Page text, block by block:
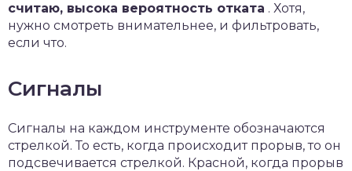
считаю, высока вероятность отката . Хотя,
нужно смотреть внимательнее, и фильтровать,
если что.
Сигналы
Сигналы на каждом инструменте обозначаются
стрелкой. То есть, когда происходит прорыв, то он
подсвечивается стрелкой. Красной, когда прорыв